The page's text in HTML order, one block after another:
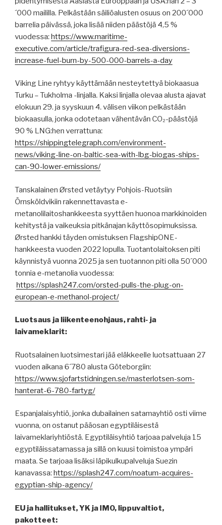
´000 maililla. Pelkästään säiliöalusten osuus on 200´000
barrelia päivässä, joka lisää niiden päästöjä 4,5 %
vuodessa: https://www.maritime-
executive.com/article/trafigura-red-sea-diversions-
increase-fuel-burn-by-500-000-barrels-a-day
Viking Line ryhtyy käyttämään nesteytettyä biokaasua
Turku – Tukholma -linjalla. Kaksi linjalla olevaa alusta ajavat
elokuun 29. ja syyskuun 4. välisen viikon pelkästään
biokaasulla, jonka odotetaan vähentävän CO₂-päästöjä
90 % LNG:hen verrattuna:
https://shippingtelegraph.com/environment-
news/viking-line-on-baltic-sea-with-lbg-biogas-ships-
can-90-lower-emissions/
Tanskalainen Ørsted vetäytyy Pohjois-Ruotsiin
Örnsköldvikiin rakennettavasta e-
metanolilaitoshankkeesta syyttäen huonoa markkinoiden
kehitystä ja vaikeuksia pitkänajan käyttösopimuksissa.
Ørsted hankki täyden omistuksen FlagshipONE-
hankkeesta vuoden 2022 lopulla. Tuotantolaitoksen piti
käynnistyä vuonna 2025 ja sen tuotannon piti olla 50´000
tonnia e-metanolia vuodessa:
https://splash247.com/orsted-pulls-the-plug-on-
european-e-methanol-project/
Luotsaus ja liikenteenohjaus, rahti- ja
laivameklarit:
Ruotsalainen luotsimestari jää eläkkeelle luotsattuaan 27
vuoden aikana 6´780 alusta Göteborgiin:
https://www.sjofartstidningen.se/masterlotsen-som-
hanterat-6-780-fartyg/
Espanjalaisyhtiö, jonka dubailainen satamayhtiö osti viime
vuonna, on ostanut pääosan egyptiläisestä
laivameklariyhtiöstä. Egyptiläisyhtiö tarjoaa palveluja 15
egyptiläissatamassa ja sillä on kuusi toimistoa ympäri
maata. Se tarjoaa lisäksi läpikulkupalveluja Suezin
kanavassa: https://splash247.com/noatum-acquires-
egyptian-ship-agency/
EU ja hallitukset, YK ja IMO, lippuvaltiot,
pakotteet: